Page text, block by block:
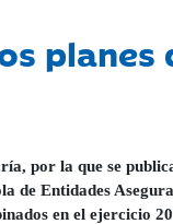
por la que se
de Entidades
en el ejercicio